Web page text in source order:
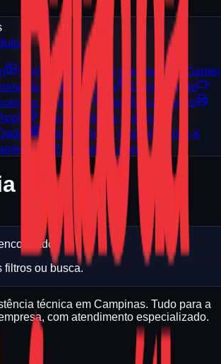
Vitrine Serviços e Ofertas
PC Gamer
Manutenção
Consignação
Microsoft
Assistência Games
Troca de Tela & Bateria
Montagem PC Gamer
Sites &
3D Especialista Apple
filtros ou busca.
técnica em Campinas. Tudo para a
com atendimento especializado.